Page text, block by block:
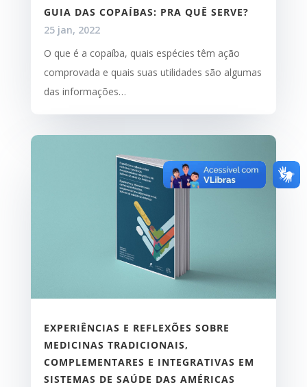
GUIA DAS COPAÍBAS: PRA QUÊ SERVE?
25 jan, 2022
O que é a copaíba, quais espécies têm ação
comprovada e quais suas utilidades são algumas
das informações…
EXPERIÊNCIAS E REFLEXÕES SOBRE
MEDICINAS TRADICIONAIS,
COMPLEMENTARES E INTEGRATIVAS EM
SISTEMAS DE SAÚDE DAS AMÉRICAS